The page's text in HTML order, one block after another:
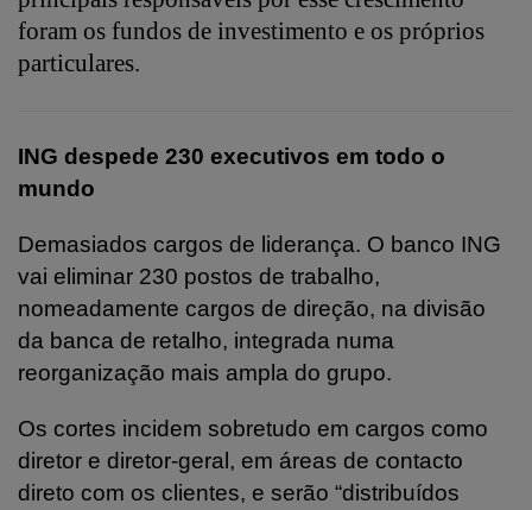
foram os fundos de investimento e os próprios
particulares.
ING despede 230 executivos em todo o
mundo
Demasiados cargos de liderança. O banco ING
vai eliminar 230 postos de trabalho,
nomeadamente cargos de direção, na divisão
da banca de retalho, integrada numa
reorganização mais ampla do grupo.
Os cortes incidem sobretudo em cargos como
diretor e diretor-geral, em áreas de contacto
direto com os clientes, e serão “distribuídos